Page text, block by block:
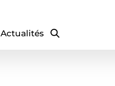
Actualités